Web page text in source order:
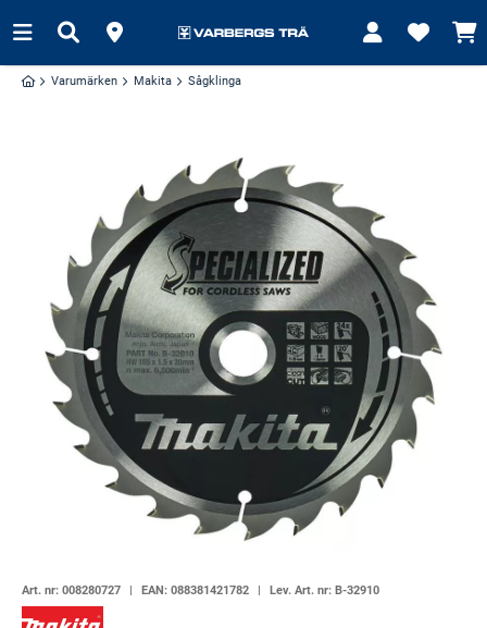
Varumärken Makita Sågklinga
Art. nr: 008280727 EAN: 088381421782 Lev. Art. nr: B-32910